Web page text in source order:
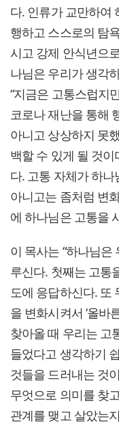
다. 인류가 교만하여
행하고 스스로의 탐
시고 강제 안식년으
나님은 우리가 생각
“지금은 고통스럽지
코로나 재난을 통해
아니고 상상하지 못
백할 수 있게 될 것
다. 고통 자체가 하
아니고는 좀처럼 변
에 하나님은 고통을
이 목사는 “하나님
루신다. 첫째는 고통
도에 응답하신다. 또
을 변화시켜서 ‘올바
찾아올 때 우리는 고
들었다고 생각하기
것들을 드러내는 것
무엇으로 의미를 찾
관계를 맺고 살았는